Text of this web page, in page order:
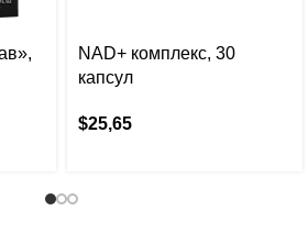
NAD+ комплекс, 30
капсул
$25,65